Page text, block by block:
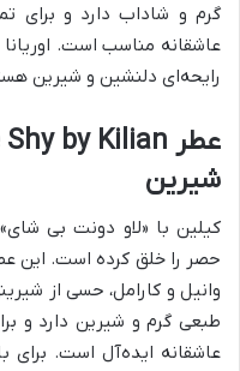
گرم و شاداب دارد و برای
عاشقانه مناسب است. اوریانا
رایحه‌ای دلنشین و شیرین
شیرین
کیلین با «لاو دونت بی
حصر را خلق کرده است. این
وانیل و کارامل، حسی از
طبعی گرم و شیرین دارد و
عاشقانه ایده‌آل است. برای